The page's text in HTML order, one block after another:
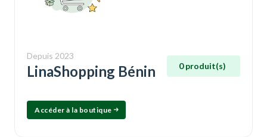
Depuis 2023
LinaShopping Bénin 0 produit(s)
Accéder à la boutique